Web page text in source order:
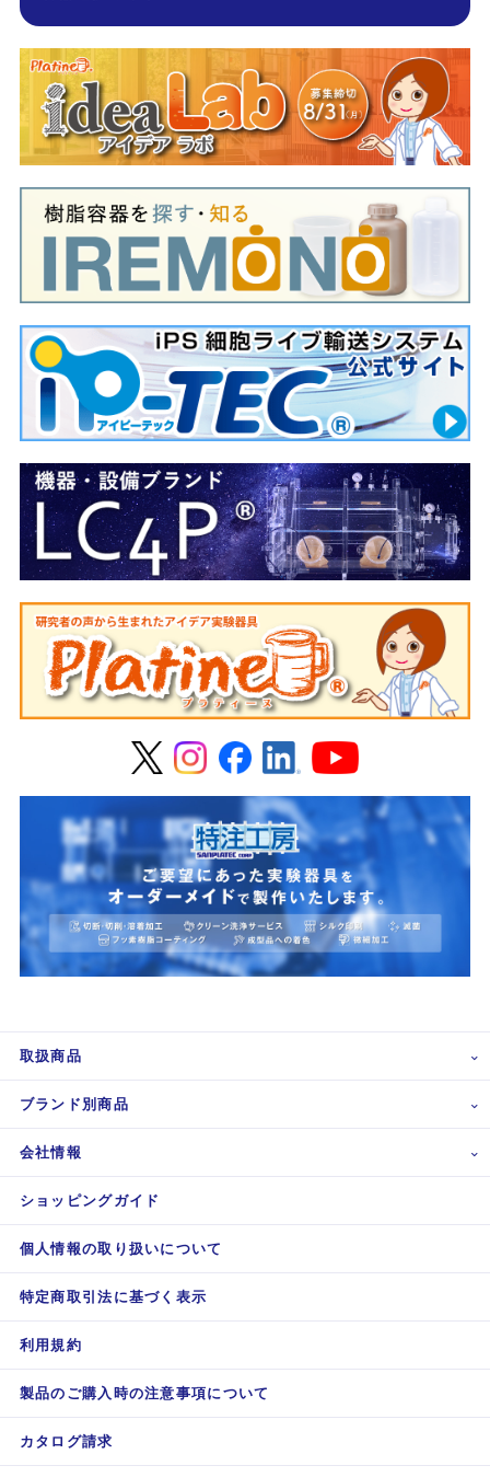
取扱商品
ブランド別商品
会社情報
ショッピングガイド
個人情報の取り扱いについて
特定商取引法に基づく表示
利用規約
製品のご購入時の注意事項について
カタログ請求